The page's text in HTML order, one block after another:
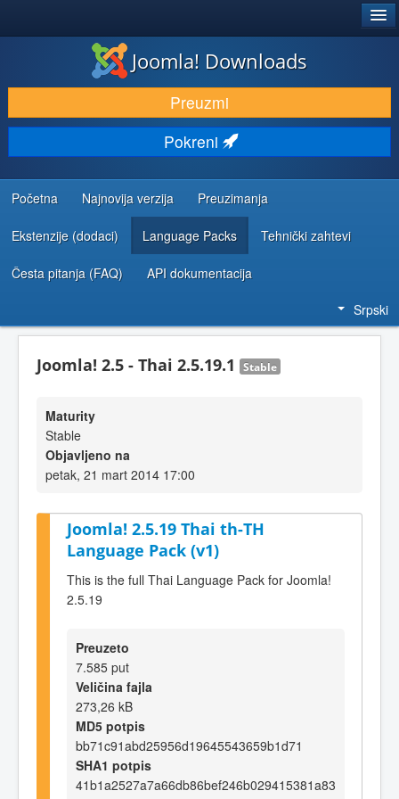
PREUZIMANJE I PROŠIRENJA (EKSTENZIJE)
OTKRIJTE I NAUČITE
ZAJEDNICA I PODRŠKA
RESURSI ZA RAZVOJ
Joomla! Downloads
Preuzmi
Pokreni
Početna Najnovija verzija Preuzimanja
Ekstenzije (dodaci) Language Packs Tehnički zahtevi
Česta pitanja (FAQ) API dokumentacija
Srpski
Joomla! 2.5 - Thai 2.5.19.1 Stable
Maturity
Stable
Objavljeno na
petak, 21 mart 2014 17:00
Joomla! 2.5.19 Thai th-TH
Language Pack (v1)
This is the full Thai Language Pack for Joomla!
2.5.19
Preuzeto
7.585 put
Veličina fajla
273,26 kB
MD5 potpis
bb71c91abd25956d19645543659b1d71
SHA1 potpis
41b1a2527a7a66db86bef246b029415381a83